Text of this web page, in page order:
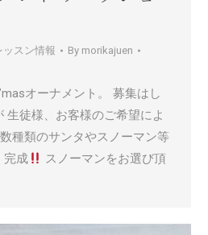
ッスン情報 By morikajuen
オーナメント。 募集はし
生徒様、お客様のご希望によ
数種類のサンタやスノーマン等
完成
スノーマンをお選び頂